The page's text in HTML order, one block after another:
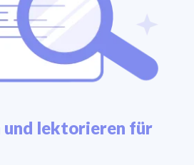
lektorieren für